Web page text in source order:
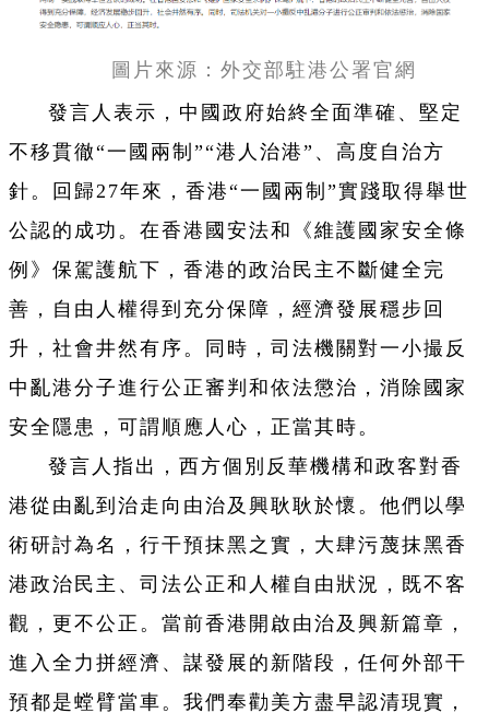
圖片來源：外交部駐港公署官網
發言人表示，中國政府始終全面準確、堅定
不移貫徹“一國兩制”“港人治港”、高度自治方
針。回歸27年來，香港“一國兩制”實踐取得舉世
公認的成功。在香港國安法和《維護國家安全條
例》保駕護航下，香港的政治民主不斷健全完
善，自由人權得到充分保障，經濟發展穩步回
升，社會井然有序。同時，司法機關對一小撮反
中亂港分子進行公正審判和依法懲治，消除國家
安全隱患，可謂順應人心，正當其時。
發言人指出，西方個別反華機構和政客對香
港從由亂到治走向由治及興耿耿於懷。他們以學
術研討為名，行干預抹黑之實，大肆污蔑抹黑香
港政治民主、司法公正和人權自由狀況，既不客
觀，更不公正。當前香港開啟由治及興新篇章，
進入全力拼經濟、謀發展的新階段，任何外部干
預都是螳臂當車。我們奉勸美方盡早認清現實，